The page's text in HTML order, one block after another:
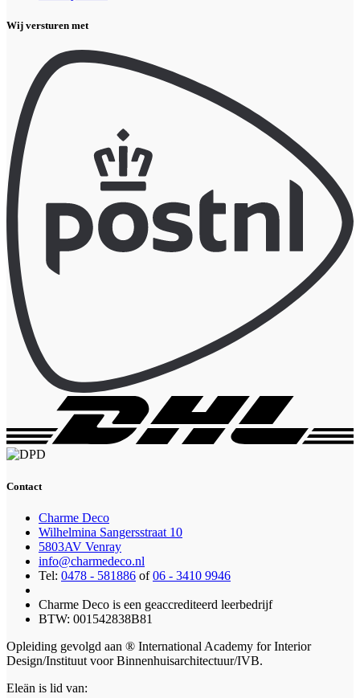
Wij versturen met
Contact
Charme Deco
Wilhelmina Sangersstraat 10
5803AV Venray
info@charmedeco.nl
Tel: 0478 - 581886 of06 - 3410 9946
Charme Deco is een geaccrediteerd leerbedrijf
BTW: 001542838B81
Opleiding gevolgd aan ® International Academy for Interior
Design/Instituut voor Binnenhuisarchitectuur/IVB.
Eleän is lid van: